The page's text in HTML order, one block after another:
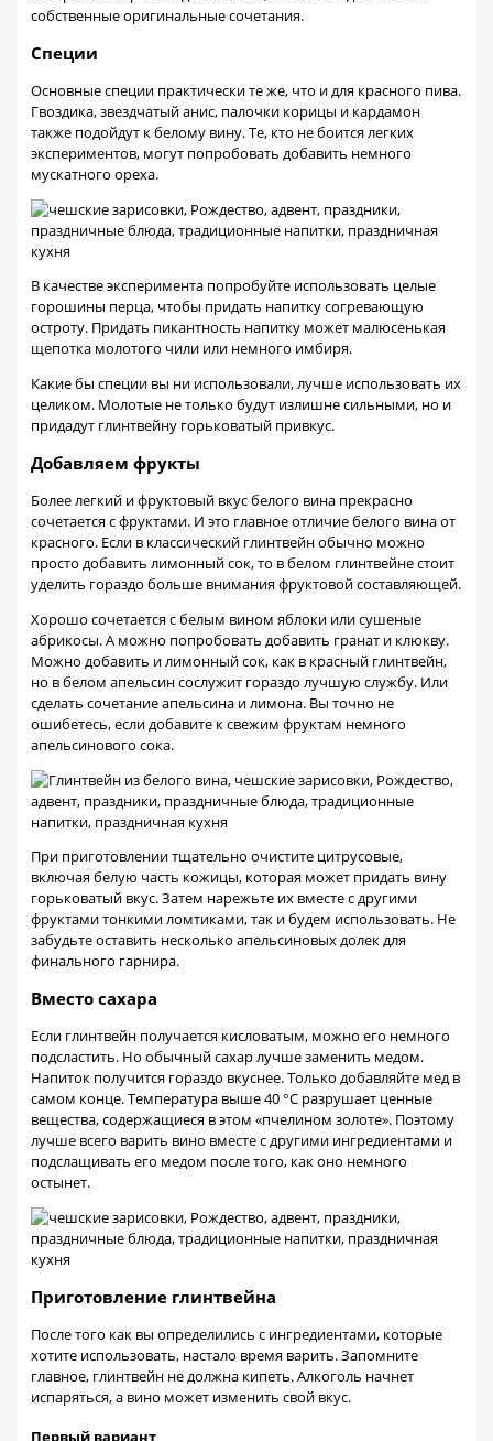
собственные оригинальные сочетания.
Специи
Основные специи практически те же, что и для красного пива.
Гвоздика, звездчатый анис, палочки корицы и кардамон
также подойдут к белому вину. Те, кто не боится легких
экспериментов, могут попробовать добавить немного
мускатного ореха.
В качестве эксперимента попробуйте использовать целые
горошины перца, чтобы придать напитку согревающую
остроту. Придать пикантность напитку может малюсенькая
щепотка молотого чили или немного имбиря.
Какие бы специи вы ни использовали, лучше использовать их
целиком. Молотые не только будут излишне сильными, но и
придадут глинтвейну горьковатый привкус.
Добавляем фрукты
Более легкий и фруктовый вкус белого вина прекрасно
сочетается с фруктами. И это главное отличие белого вина от
красного. Если в классический глинтвейн обычно можно
просто добавить лимонный сок, то в белом глинтвейне стоит
уделить гораздо больше внимания фруктовой составляющей.
Хорошо сочетается с белым вином яблоки или сушеные
абрикосы. А можно попробовать добавить гранат и клюкву.
Можно добавить и лимонный сок, как в красный глинтвейн,
но в белом апельсин сослужит гораздо лучшую службу. Или
сделать сочетание апельсина и лимона. Вы точно не
ошибетесь, если добавите к свежим фруктам немного
апельсинового сока.
При приготовлении тщательно очистите цитрусовые,
включая белую часть кожицы, которая может придать вину
горьковатый вкус. Затем нарежьте их вместе с другими
фруктами тонкими ломтиками, так и будем использовать. Не
забудьте оставить несколько апельсиновых долек для
финального гарнира.
Вместо сахара
Если глинтвейн получается кисловатым, можно его немного
подсластить. Но обычный сахар лучше заменить медом.
Напиток получится гораздо вкуснее. Только добавляйте мед в
самом конце. Температура выше 40 °C разрушает ценные
вещества, содержащиеся в этом «пчелином золоте». Поэтому
лучше всего варить вино вместе с другими ингредиентами и
подслащивать его медом после того, как оно немного
остынет.
Приготовление глинтвейна
После того как вы определились с ингредиентами, которые
хотите использовать, настало время варить. Запомните
главное, глинтвейн не должна кипеть. Алкоголь начнет
испаряться, а вино может изменить свой вкус.
Первый вариант